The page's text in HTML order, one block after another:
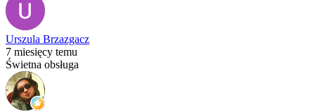
Urszula Brzazgacz
7 miesięcy temu
Świetna obsługa